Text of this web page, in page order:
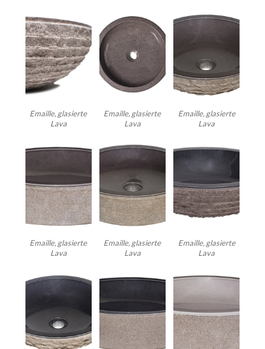
Emaille, glasierte
Lava
Emaille, glasierte
Lava
Emaille, glasierte
Lava
Emaille, glasierte
Lava
Emaille, glasierte
Lava
Emaille, glasierte
Lava